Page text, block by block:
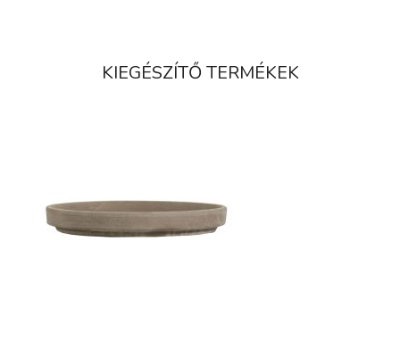
KIEGÉSZÍTŐ TERMÉKEK